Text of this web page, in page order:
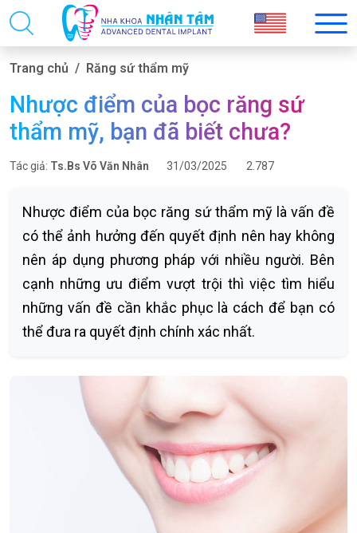
Trang chủ Răng sứ thẩm mỹ
Nhược điểm của bọc răng sứ
thẩm mỹ, bạn đã biết chưa?
Tác giả: Ts.Bs Võ Văn Nhân 31/03/2025 2.787
Nhược điểm của bọc răng sứ thẩm mỹ là vấn đề
có thể ảnh hưởng đến quyết định nên hay không
nên áp dụng phương pháp với nhiều người. Bên
cạnh những ưu điểm vượt trội thì việc tìm hiểu
những vấn đề cần khắc phục là cách để bạn có
thể đưa ra quyết định chính xác nhất.